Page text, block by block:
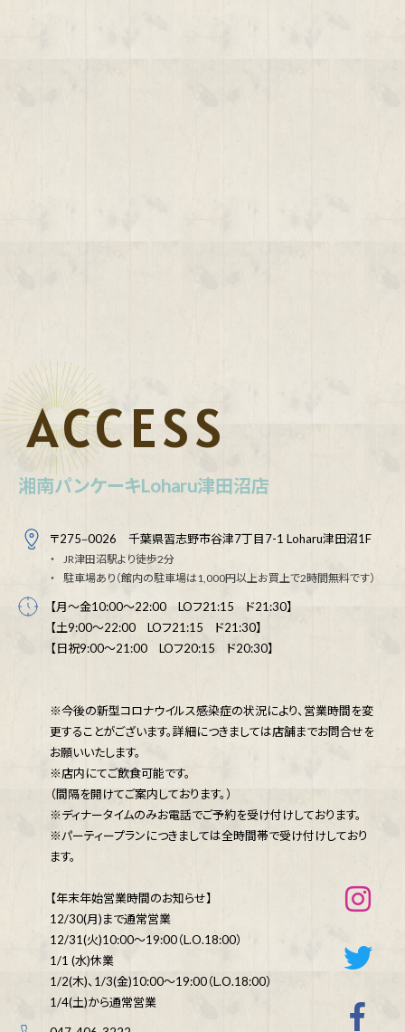
ACCESS
湘南パンケーキLoharu津田沼店
〒275‒0026 千葉県習志野市谷津7丁目7-1 Loharu津田沼1F
JR津田沼駅より徒歩2分
駐車場あり（館内の駐車場は1,000円以上お買上で2時間無料です）
【月～金10:00～22:00 LOフ21:15 ド21:30】
【土9:00～22:00 LOフ21:15 ド21:30】
【日祝9:00～21:00 LOフ20:15 ド20:30】
※今後の新型コロナウイルス感染症の状況により、営業時間を変
更することがございます。詳細につきましては店舗までお問合せを
お願いいたします。
※店内にてご飲食可能です。
（間隔を開けてご案内しております。）
※ディナータイムのみお電話でご予約を受け付けしております。
※パーティープランにつきましては全時間帯で受け付けしており
ます。
【年末年始営業時間のお知らせ】
12/30(月)まで通常営業
12/31(火)10:00～19:00（L.O.18:00）
1/1 (水)休業
1/2(木)、1/3(金)10:00～19:00（L.O.18:00）
1/4(土)から通常営業